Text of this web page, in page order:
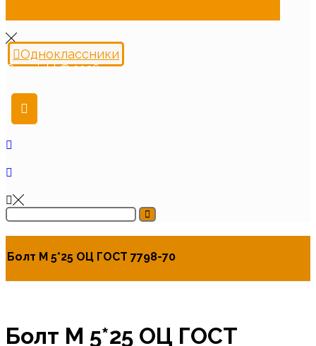
Одноклассники
Copyright © 2026
Болт М 5*25 ОЦ ГОСТ 7798-70
Болт М 5*25 ОЦ ГОСТ